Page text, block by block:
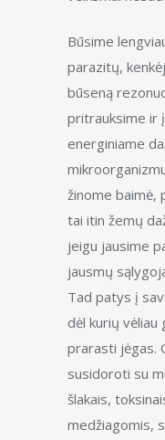
Būsime
parazitų,
būseną
pritrauksime ir
energiniame
žinome baimė,
tai itin žemų
jeigu jausime
jausmų
Tad patys į
dėl kurių
prarasti jėgas.
susidoroti su
šlakais,
medžiagomis,